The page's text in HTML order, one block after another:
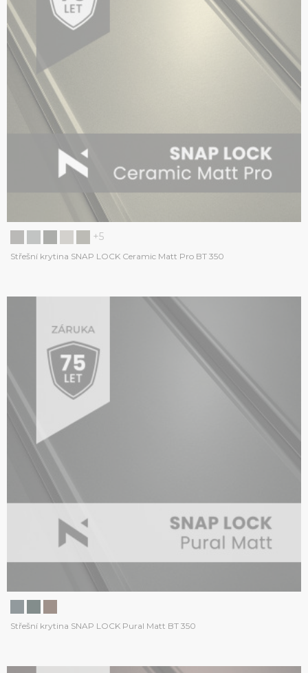
+5
Střešní krytina SNAP LOCK Ceramic Matt Pro BT 350
Střešní krytina SNAP LOCK Pural Matt BT 350